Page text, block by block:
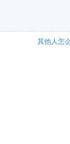
其他人怎